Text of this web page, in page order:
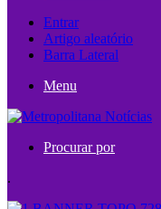
Entrar
Artigo aleatório
Barra Lateral
Menu
Procurar por
.